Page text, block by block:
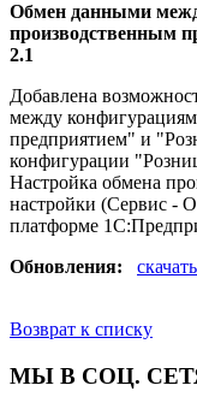
Обмен данными
производственным
2.1
Добавлена
между
предприятием" и
конфигурации
Настройка обмена
настройки (Сервис -
платформе
Обновления:
Возврат к списку
МЫ В СОЦ.